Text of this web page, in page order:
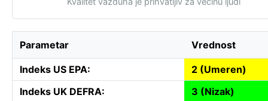
Parametar Vrednost
Indeks US EPA:
2 (Umeren)
Indeks UK DEFRA:
3 (Nizak)